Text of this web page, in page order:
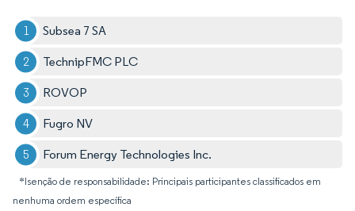
Subsea 7 SA
TechnipFMC PLC
ROVOP
Fugro NV
Forum Energy Technologies Inc.
*Isenção de responsabilidade: Principais participantes classificados em
nenhuma ordem específica